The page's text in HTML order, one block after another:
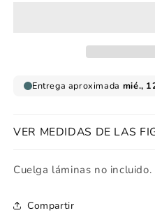
VER MEDIDAS DE LAS
Cuelga láminas no incluido.
Compartir